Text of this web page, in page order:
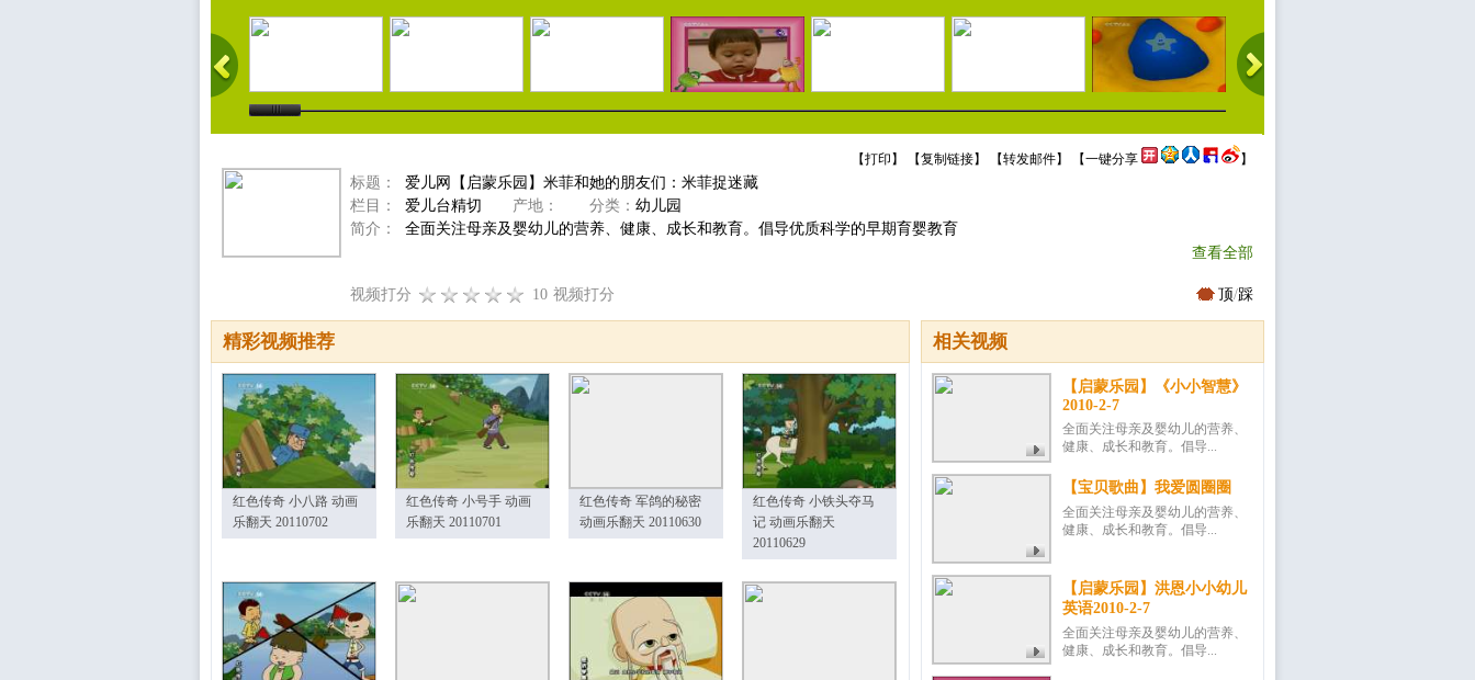
【打印 】 【复制链接】 【转发邮件】 【一键分享 】
标题：
爱儿网【启蒙乐园】米菲和她的朋友们：米菲捉迷藏
栏目：
爱儿台精切 产地： 分类： 幼儿园
简介：
全面关注母亲及婴幼儿的营养、健康、成长和教育。倡导优质科学的早期育婴教育
查看全部
视频打分 10 视频打分 顶/踩
相关视频
【启蒙乐园】《小小智慧》
2010-2-7
全面关注母亲及婴幼儿的营养、
健康、成长和教育。倡导...
【宝贝歌曲】我爱圆圈圈
全面关注母亲及婴幼儿的营养、
健康、成长和教育。倡导...
【启蒙乐园】洪恩小小幼儿
英语2010-2-7
全面关注母亲及婴幼儿的营养、
健康、成长和教育。倡导...
精彩视频推荐
红色传奇 小八路 动画
乐翻天 20110702
红色传奇 小号手 动画
乐翻天 20110701
红色传奇 军鸽的秘密
动画乐翻天 20110630
红色传奇 小铁头夺马
记 动画乐翻天
20110629